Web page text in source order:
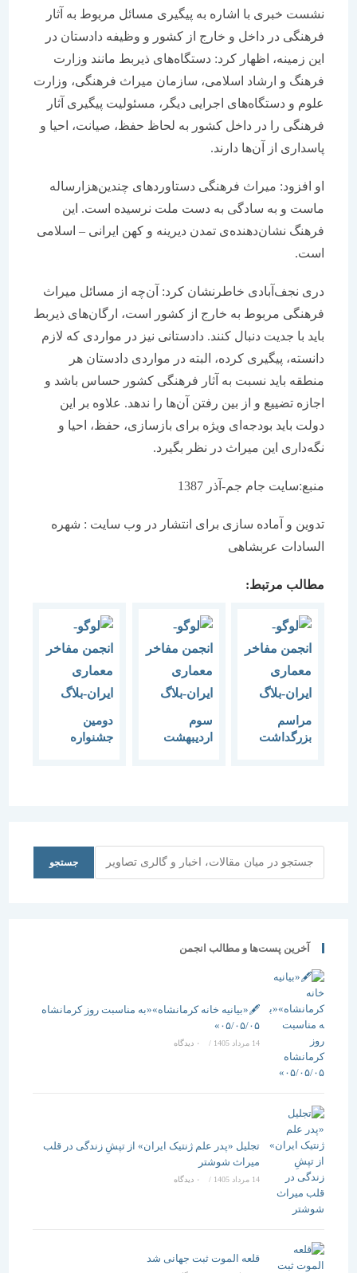
نشست خبری با اشاره به پیگیری مسائل مربوط به آثار
فرهنگی در داخل و خارج از کشور و وظیفه‌ دادستان در
این زمینه، اظهار کرد: دستگاه‌های ذیربط مانند وزارت
فرهنگ و ارشاد اسلامی، سازمان میراث فرهنگی، وزارت
علوم و دستگاه‌های اجرایی دیگر، مسئولیت پیگیری آثار
فرهنگی را در داخل کشور به لحاظ حفظ، صیانت، احیا و
پاسداری از آن‌ها دارند.
او افزود: میراث فرهنگی دستاوردهای چندین‌هزارساله‌
ماست و به سادگی به دست ملت نرسیده است. این
فرهنگ نشان‌دهنده‌ی تمدن دیرینه و کهن ایرانی – اسلامی
دری نجف‌آبادی خاطرنشان کرد: آن‌چه از مسائل میراث
فرهنگی مربوط به خارج از کشور است، ارگان‌های ذیربط
باید با جدیت دنبال کنند. دادستانی نیز در مواردی که لازم
دانسته، پیگیری کرده، البته در مواردی دادستان هر
منطقه باید نسبت به آثار فرهنگی کشور حساس باشد و
اجازه‌ تضییع و از بین رفتن آن‌ها را ندهد. علاوه بر این
دولت باید بودجه‌ای ویژه برای بازسازی، حفظ، احیا و
نگه‌داری این میراث در نظر بگیرد.
منبع:سایت جام جم-آذر 1387
تدوین و آماده سازی برای انتشار در وب سایت : شهره
السادات عربشاهی
مطالب مرتبط:
مراسم
بزرگداشت
اردیبهشت
ایرانیان!
جشنواره
جستجو
آخرین پست‌ها و مطالب انجمن
🖋️«بیانیه خانه کرمانشاه»«به مناسبت روز کرمانشاه
۰۵/۰۵/۰۵»
/ ۰ دیدگاه
تجلیل «پدر علم ژنتیک ایران» از تپشِ زندگی در قلب
میراث شوشتر
14 مرداد 1405 / ۰ دیدگاه
قلعه الموت ثبت جهانی شد